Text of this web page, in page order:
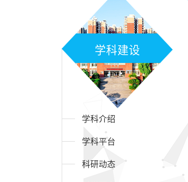
学科建设
学科介绍
学科平台
科研动态